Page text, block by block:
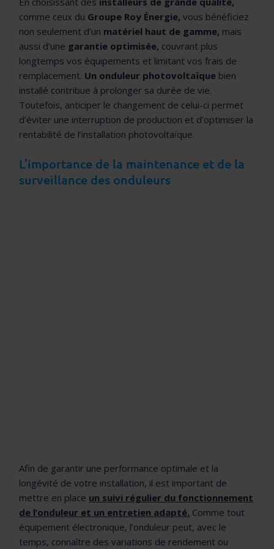
comme ceux du Groupe Roy Énergie, vous bénéficiez
non seulement d’un matériel haut de gamme, mais
aussi d’une garantie optimisée, couvrant plus
longtemps vos équipements et limitant vos frais de
remplacement. Un onduleur photovoltaïque bien
installé contribue à prolonger sa durée de vie.
Toutefois, anticiper le changement de celui-ci permet
d’éviter une interruption de production et d’optimiser la
rentabilité de l’installation photovoltaïque.
L’importance de la maintenance et de la
surveillance des onduleurs
Afin de garantir une performance optimale et la
longévité de votre installation, il est important de
mettre en place un suivi régulier du fonctionnement
de l’onduleur et un entretien adapté. Comme tout
équipement électronique, l’onduleur peut, avec le
temps, connaître des variations de rendement ou